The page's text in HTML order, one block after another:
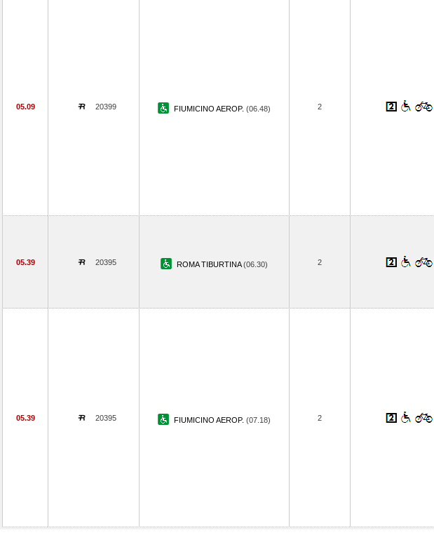
05.09 20399 FIUMICINO AEROP. (06.48) 2
05.39 20395 ROMA TIBURTINA(06.30) 2
05.39 20395 FIUMICINO AEROP. (07.18) 2